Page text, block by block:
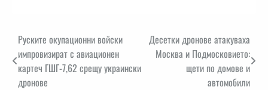
Навигация
Руските окупационни войски
импровизират с авиационен
картеч ГШГ-7,62 срещу украински
дронове
Десетки дронове атакуваха
Москва и Подмосковието:
щети по домове и
автомобили